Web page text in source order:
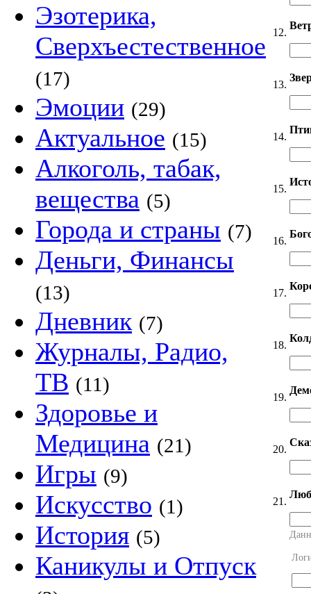
Эзотерика,
Сверхъестественное
(17)
Эмоции (29)
Актуальное (15)
Алкоголь, табак,
вещества (5)
Города и страны (7)
Деньги, Финансы
(13)
Дневник (7)
Журналы, Радио,
ТВ (11)
Здоровье и
Медицина (21)
Игры (9)
Искусство (1)
История (5)
Каникулы и Отпуск
12.
13.
14.
15.
16.
17.
18.
19.
20.
21.